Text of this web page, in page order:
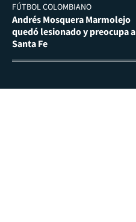
FÚTBOL COLOMBIANO
Andrés Mosquera Marmolejo
quedó lesionado y preocupa a
Santa Fe